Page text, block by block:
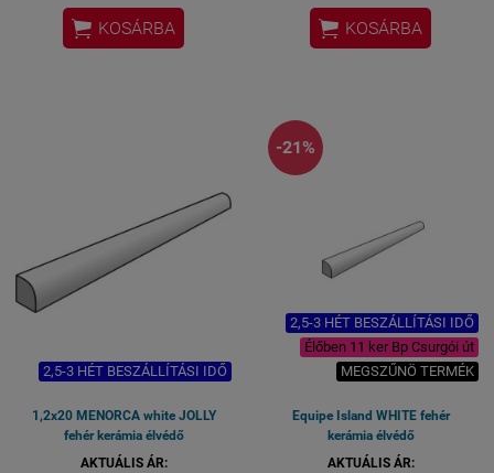
előleggel.
Szín: fekete
 KOSÁRBA  KOSÁRBA
2,5-3 HÉT BESZÁLLÍTÁSI IDŐ
1,2x20 MENORCA white JOLLY
fehér kerámia élvédő
AKTUÁLIS ÁR:
-21%
2,5-3 HÉT BESZÁLLÍTÁSI IDŐ
Élőben 11 ker Bp Csurgói út
MEGSZŰNÖ TERMÉK
Equipe Island WHITE fehér
kerámia élvédő
AKTUÁLIS ÁR: